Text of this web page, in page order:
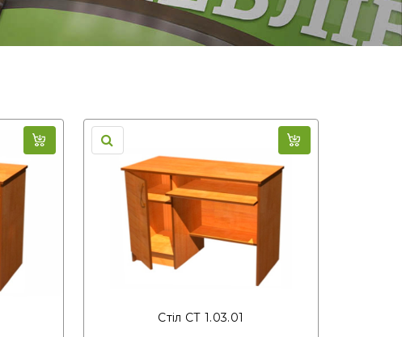
Стіл СТ 1.03.01